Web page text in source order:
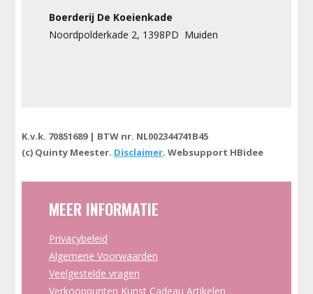
Boerderij De Koeienkade
Noordpolderkade 2, 1398PD Muiden
K.v.k. 70851689 | BTW nr. NL002344741B45
(c) Quinty Meester. Disclaimer. Websupport HBidee
MEER INFORMATIE
Privacybeleid
Algemene Voorwaarden
Veelgestelde vragen
Verkooppunten Kunst Cadeau Artikelen